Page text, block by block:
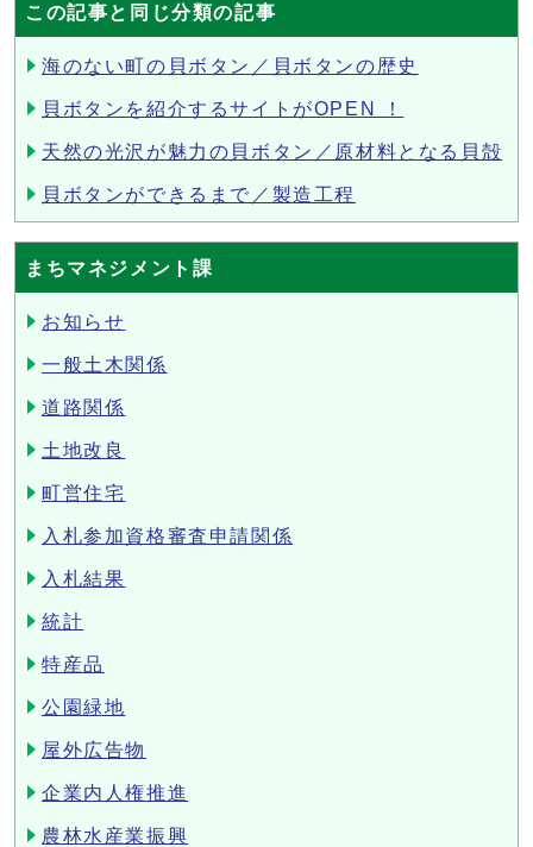
この記事と同じ分類の記事
海のない町の貝ボタン／貝ボタンの歴史
貝ボタンを紹介するサイトがOPEN ！
天然の光沢が魅力の貝ボタン／原材料となる貝殻
貝ボタンができるまで／製造工程
まちマネジメント課
お知らせ
一般土木関係
道路関係
土地改良
町営住宅
入札参加資格審査申請関係
入札結果
統計
特産品
公園緑地
屋外広告物
企業内人権推進
農林水産業振興